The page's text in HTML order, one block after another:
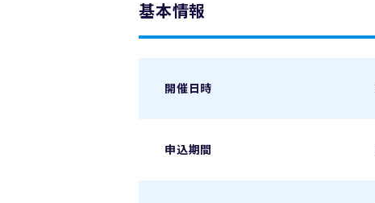
基本情報
開催日時
申込期間